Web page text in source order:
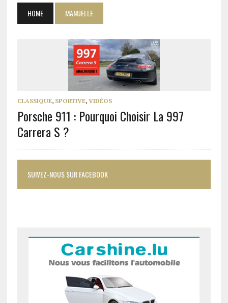
HOME MANUELLE
CLASSIQUE, SPORTIVE, VIDÉOS
Porsche 911 : Pourquoi Choisir La 997
Carrera S ?
SUIVEZ-NOUS SUR FACEBOOK